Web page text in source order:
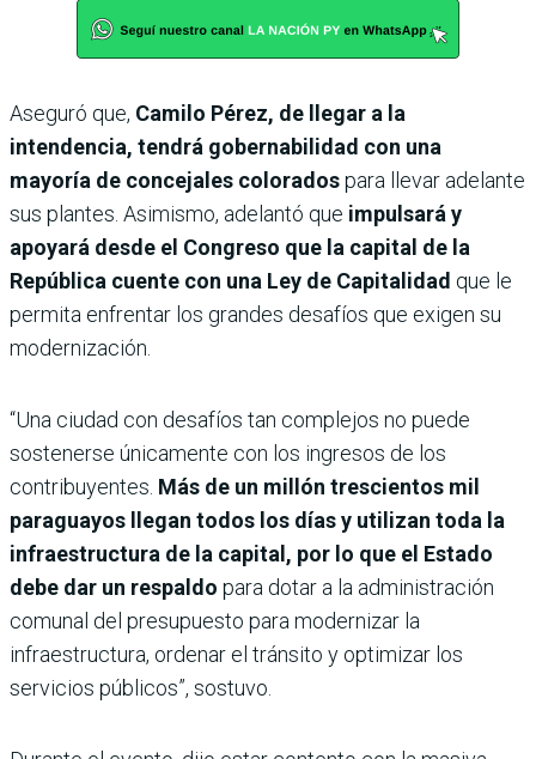
Aseguró que, Camilo Pérez, de llegar a la
intendencia, tendrá gobernabilidad con una
mayoría de concejales coloradospara llevar adelante
sus plantes. Asimismo, adelantó que impulsará y
apoyará desde el Congreso que la capital de la
República cuente con una Ley de Capitalidad que le
permita enfrentar los grandes desafíos que exigen su
modernización.
“Una ciudad con desafíos tan complejos no puede
sostenerse únicamente con los ingresos de los
contribuyentes. Más de un millón trescientos mil
paraguayos llegan todos los días y utilizan toda la
infraestructura de la capital, por lo que el Estado
debe dar un respaldo para dotar a la administración
comunal del presupuesto para modernizar la
infraestructura, ordenar el tránsito y optimizar los
servicios públicos”, sostuvo.